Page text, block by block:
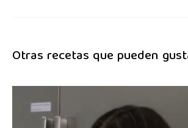
Otras recetas que pueden